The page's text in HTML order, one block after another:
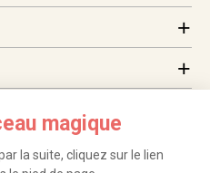
magique
la suite, cliquez sur le lien